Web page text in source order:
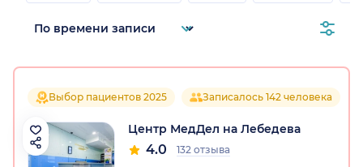
Выбор пациентов 2025 Записалось 142 человека
Центр МедДел на Лебедева
4.0 132 отзыва